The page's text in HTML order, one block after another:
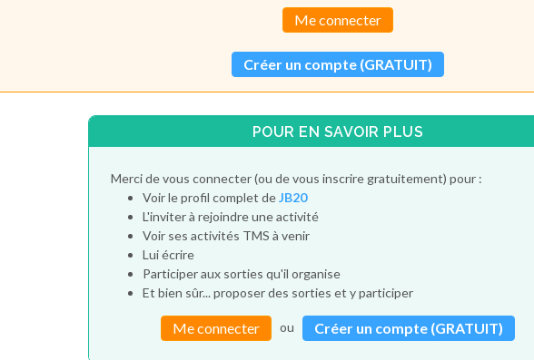
Me connecter
Créer un compte (GRATUIT)
POUR EN SAVOIR PLUS
Merci de vous connecter (ou de vous inscrire gratuitement) pour :
Voir le profil complet deJB20
L'inviter à rejoindre une activité
Voir ses activités TMS à venir
Lui écrire
Participer aux sorties qu'il organise
Et bien sûr... proposer des sorties et y participer
Me connecter ou Créer un compte (GRATUIT)